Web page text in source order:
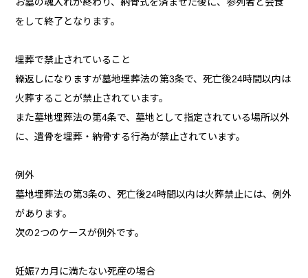
お墓の魂入れが終わり、納骨式を済ませた後に、参列者と会食
をして終了となります。
埋葬で禁止されていること
繰返しになりますが墓地埋葬法の第3条で、死亡後24時間以内は
火葬することが禁止されています。
また墓地埋葬法の第4条で、墓地として指定されている場所以外
に、遺骨を埋葬・納骨する行為が禁止されています。
例外
墓地埋葬法の第3条の、死亡後24時間以内は火葬禁止には、例外
があります。
次の2つのケースが例外です。
妊娠7カ月に満たない死産の場合